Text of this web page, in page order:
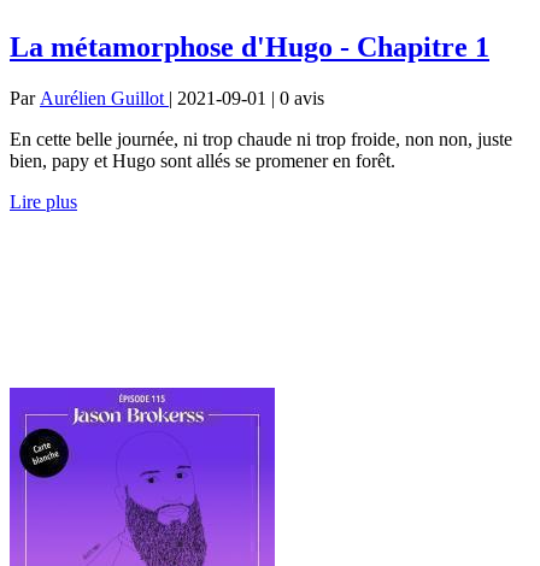
La métamorphose d'Hugo - Chapitre 1
Par Aurélien Guillot | 2021-09-01 | 0 avis
En cette belle journée, ni trop chaude ni trop froide, non non, juste
bien, papy et Hugo sont allés se promener en forêt.
Lire plus